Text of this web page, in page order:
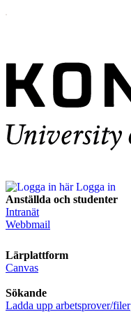
Logga in
Anställda och studenter
Intranät
Webbmail
Lärplattform
Canvas
Sökande
Ladda upp arbetsprover/filer